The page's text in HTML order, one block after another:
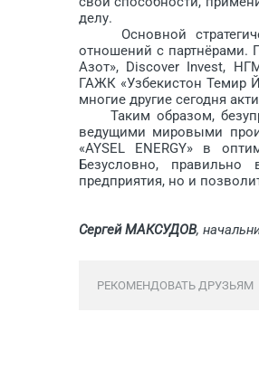
делу.
Основной
отношений с партнёрами.
Азот», Discover Invest,
ГАЖК «Узбекистон Темир
многие другие сегодня
Таким образом,
ведущими мировыми
«AYSEL ENERGY» в
Безусловно, правильно
предприятия, но и
Сергей МАКСУДОВ,
РЕКОМЕНДОВАТЬ ДРУЗЬЯМ